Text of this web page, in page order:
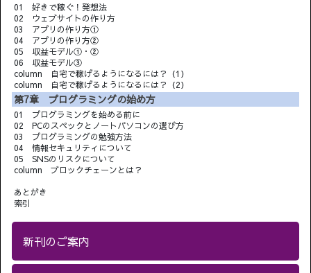
01 好きで稼ぐ！発想法
02 ウェブサイトの作り方
03 アプリの作り方①
04 アプリの作り方②
05 収益モデル①・②
06 収益モデル③
column 自宅で稼げるようになるには？（1）
column 自宅で稼げるようになるには？（2）
第7章 プログラミングの始め方
01 プログラミングを始める前に
02 PCのスペックとノートパソコンの選び方
03 プログラミングの勉強方法
04 情報セキュリティについて
05 SNSのリスクについて
column ブロックチェーンとは？
あとがき
索引
新刊のご案内